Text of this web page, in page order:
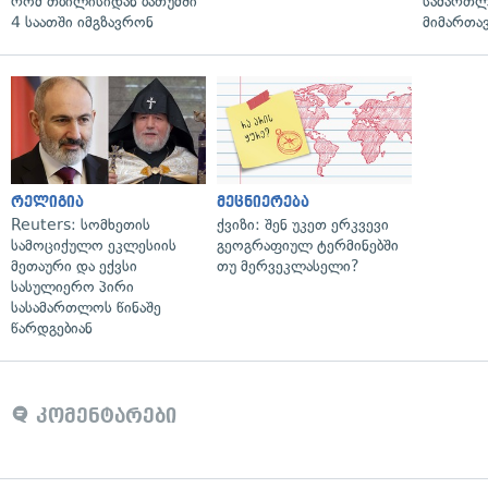
4 საათში იმგზავრონ
რელიგია
Reuters: სომხეთის
სამოციქულო ეკლესიის
მეთაური და ექვსი
სასულიერო პირი
სასამართლოს წინაშე
წარდგებიან
მეცნიერება
ქვიზი: შენ უკეთ ერკვევი
გეოგრაფიულ ტერმინებში
თუ მერვეკლასელი?
კომენტარები